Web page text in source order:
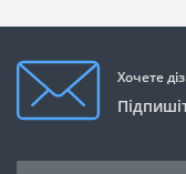
Хочете